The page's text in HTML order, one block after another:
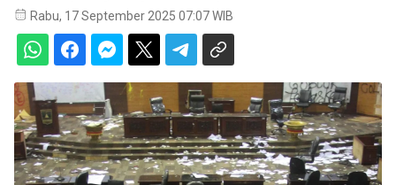
Rabu, 17 September 2025 07:07 WIB